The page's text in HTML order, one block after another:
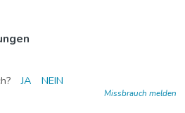
JA NEIN
Missbrauch melden